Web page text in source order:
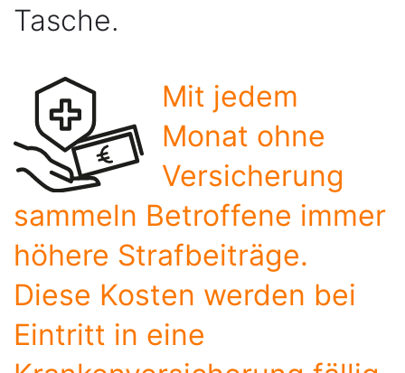
Tasche.
Mit jedem
Monat ohne
Versicherung
sammeln Betroffene immer
höhere Strafbeiträge.
Diese Kosten werden bei
Eintritt in eine